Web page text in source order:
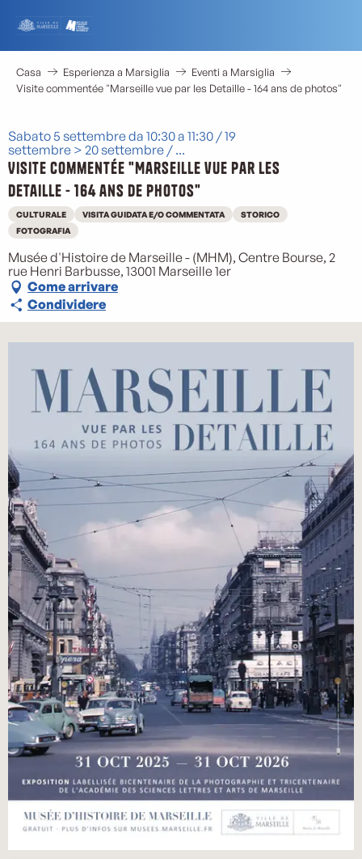
contenu
principal
Casa Esperienza a Marsiglia
Eventi a Marsiglia
Visite commentée "Marseille vue par les Detaille - 164 ans de photos"
Sabato 5 settembre da 10:30 a 11:30 / 19
settembre > 20 settembre / ...
Visite commentée "Marseille vue par les
Detaille - 164 ans de photos"
CULTURALE VISITA GUIDATA E/O COMMENTATA
STORICO
FOTOGRAFIA
Musée d'Histoire de Marseille - (MHM), Centre Bourse, 2
rue Henri Barbusse, 13001 Marseille 1er
Come arrivare
Condividere